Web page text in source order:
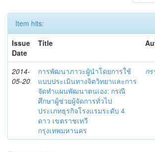
Item hits:
Issue
Date
Title
2014-
05-20
การพัฒนาภาวะผู้นำโดยการใช้
แบบประเมินทางจิตวิทยาและการ
จัดทำแผนพัฒนาตนเอง: กรณี
ศึกษาผู้ช่วยผู้จัดการทั่วไป
ประเภทธุรกิจโรงแรมระดับ 4
ดาว เขตราชเทวี
กรุงเทพมหานคร
ก